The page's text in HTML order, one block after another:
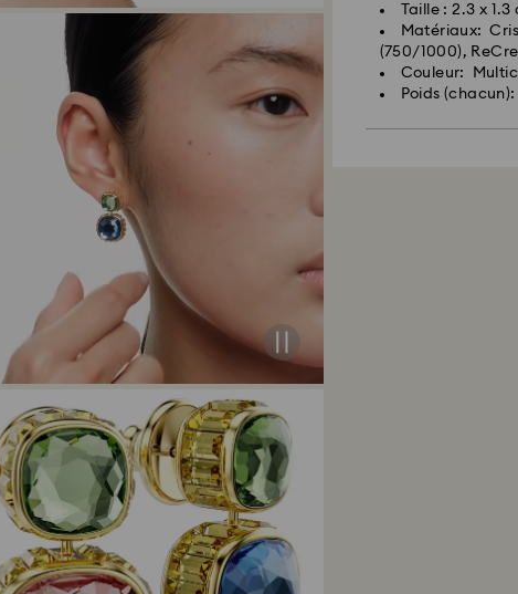
Taille : 2.3 x 1.3
Matériaux:
(750/1000),
Couleur:
Poids